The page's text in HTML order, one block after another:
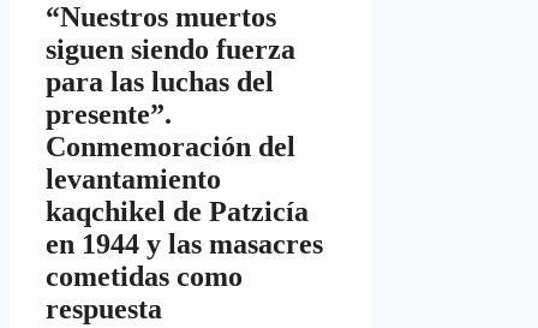
“Nuestros muertos
siguen siendo fuerza
para las luchas del
presente”.
Conmemoración del
levantamiento
kaqchikel de Patzicía
en 1944 y las masacres
cometidas como
respuesta